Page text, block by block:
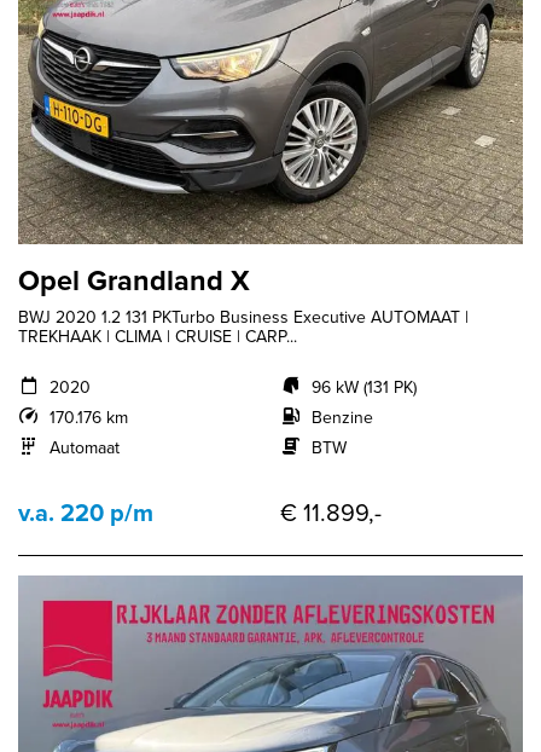
Opel Grandland X
BWJ 2020 1.2 131 PKTurbo Business Executive AUTOMAAT |
TREKHAAK | CLIMA | CRUISE | CARP...
2020
170.176 km
Automaat
96 kW (131 PK)
Benzine
BTW
v.a. 220 p/m € 11.899,-